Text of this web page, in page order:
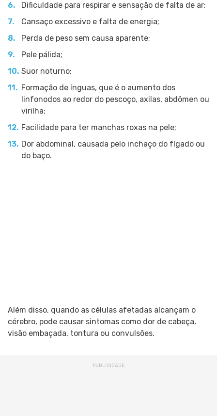
Dificuldade para respirar e sensação de falta de ar;
Cansaço excessivo e falta de energia;
Perda de peso sem causa aparente;
Pele pálida;
Suor noturno;
Formação de ínguas, que é o aumento dos
linfonodos ao redor do pescoço, axilas, abdômen ou
virilha;
Facilidade para ter manchas roxas na pele;
Dor abdominal, causada pelo inchaço do fígado ou
do baço.
Além disso, quando as células afetadas alcançam o
cérebro, pode causar sintomas como dor de cabeça,
visão embaçada, tontura ou convulsões.